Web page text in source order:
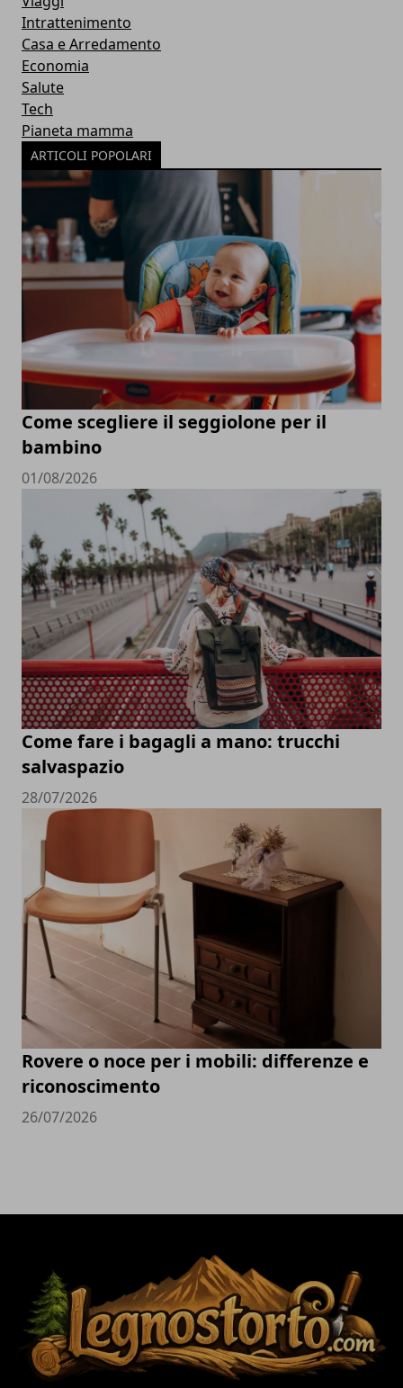
Intrattenimento
Casa e Arredamento
Economia
Salute
Tech
Pianeta mamma
ARTICOLI POPOLARI
Come scegliere il seggiolone per il
bambino
01/08/2026
Come fare i bagagli a mano: trucchi
salvaspazio
28/07/2026
Rovere o noce per i mobili: differenze e
riconoscimento
26/07/2026